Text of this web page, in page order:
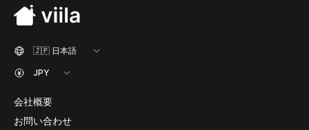
会社概要
お問い合わせ